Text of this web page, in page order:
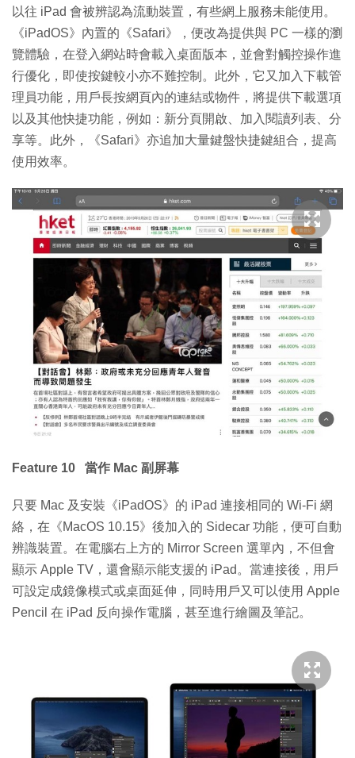
以往 iPad 會被辨認為流動裝置，有些網上服務未能使用。
《iPadOS》內置的《Safari》，便改為提供與 PC 一樣的瀏
覽體驗，在登入網站時會載入桌面版本，並會對觸控操作進
行優化，即使按鍵較小亦不難控制。此外，它又加入下載管
理員功能，用戶長按網頁內的連結或物件，將提供下載選項
以及其他快捷功能，例如：新分頁開啟、加入閱讀列表、分
享等。此外，《Safari》亦追加大量鍵盤快捷鍵組合，提高
使用效率。
Feature 10 當作 Mac 副屏幕
只要 Mac 及安裝《iPadOS》的 iPad 連接相同的 Wi-Fi 網
絡，在《MacOS 10.15》後加入的 Sidecar 功能，便可自動
辨識裝置。在電腦右上方的 Mirror Screen 選單內，不但會
顯示 Apple TV，還會顯示能支援的 iPad。當連接後，用戶
可設定成鏡像模式或桌面延伸，同時用戶又可以使用 Apple
Pencil 在 iPad 反向操作電腦，甚至進行繪圖及筆記。